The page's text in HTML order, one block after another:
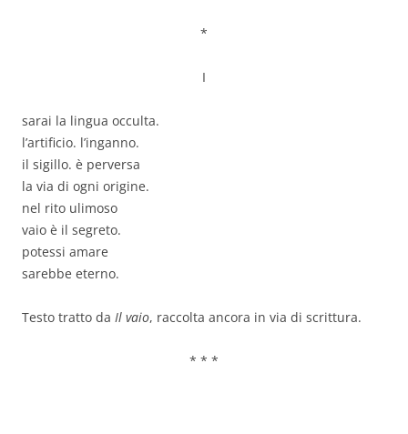
*
I
sarai la lingua occulta.
l’artificio. l’inganno.
il sigillo. è perversa
la via di ogni origine.
nel rito ulimoso
vaio è il segreto.
potessi amare
sarebbe eterno.
Testo tratto da Il vaio, raccolta ancora in via di scrittura.
* * *